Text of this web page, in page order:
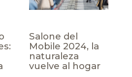
Salone del
Mobile 2024, la
naturaleza
vuelve al hogar